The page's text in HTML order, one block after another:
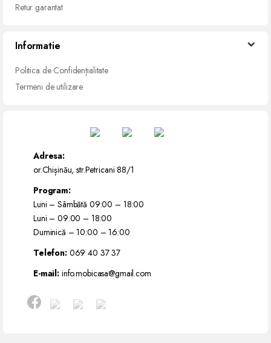
Retur garantat
Informatie
Politica de Confidențialitate
Termeni de utilizare
Adresa:
or.Chișinău, str.Petricani 88/1
Program:
Luni – Sâmbătă 09:00 – 18:00
Luni – 09:00 – 18:00
Duminică – 10:00 – 16:00
Telefon: 069 40 37 37
E-mail: info.mobicasa@gmail.com